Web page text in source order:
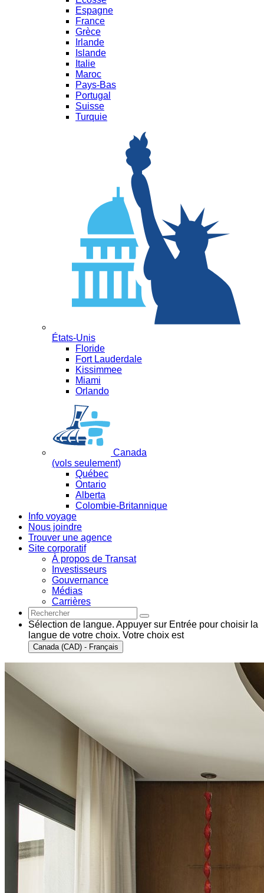
Espagne
France
Grèce
Irlande
Islande
Italie
Maroc
Pays-Bas
Portugal
Suisse
Turquie
États-Unis
Floride
Fort Lauderdale
Kissimmee
Miami
Orlando
Canada
(vols seulement)
Québec
Ontario
Alberta
Colombie-Britannique
Info voyage
Nous joindre
Trouver une agence
Site corporatif
À propos de Transat
Investisseurs
Gouvernance
Médias
Carrières
Sélection de langue. Appuyer sur Entrée pour choisir la
langue de votre choix. Votre choix est
Canada (CAD) - Français